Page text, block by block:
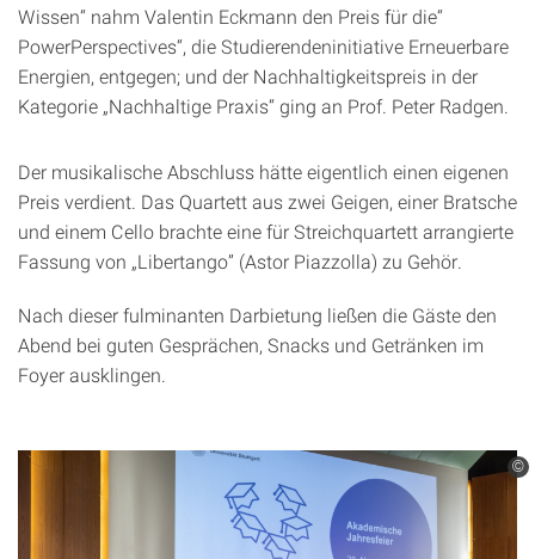
Wissen“ nahm Valentin Eckmann den Preis für die“
PowerPerspectives“, die Studierendeninitiative Erneuerbare
Energien, entgegen; und der Nachhaltigkeitspreis in der
Kategorie „Nachhaltige Praxis“ ging an Prof. Peter Radgen.
Der musikalische Abschluss hätte eigentlich einen eigenen
Preis verdient. Das Quartett aus zwei Geigen, einer Bratsche
und einem Cello brachte eine für Streichquartett arrangierte
Fassung von „Libertango” (Astor Piazzolla) zu Gehör.
Nach dieser fulminanten Darbietung ließen die Gäste den
Abend bei guten Gesprächen, Snacks und Getränken im
Foyer ausklingen.
©